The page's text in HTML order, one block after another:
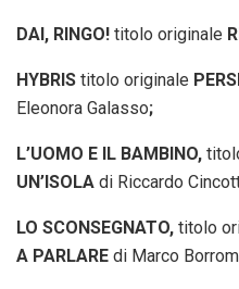
DAI, RINGO! titolo originale
HYBRIS titolo originale
Eleonora Galasso;
L’UOMO E IL BAMBINO,
UN’ISOLA di Riccardo
LO SCONSEGNATO, titolo
A PARLARE di Marco